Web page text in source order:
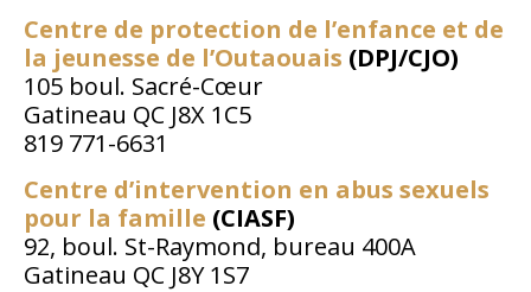
Centre de protection de l’enfance et de
la jeunesse de l’Outaouais (DPJ/CJO)
105 boul. Sacré-Cœur
Gatineau QC J8X 1C5
819 771-6631
Centre d’intervention en abus sexuels
pour la famille (CIASF)
92, boul. St-Raymond, bureau 400A
Gatineau QC J8Y 1S7